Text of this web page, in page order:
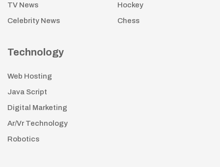
TV News
Celebrity News
Hockey
Chess
Technology
Web Hosting
Java Script
Digital Marketing
Ar/Vr Technology
Robotics